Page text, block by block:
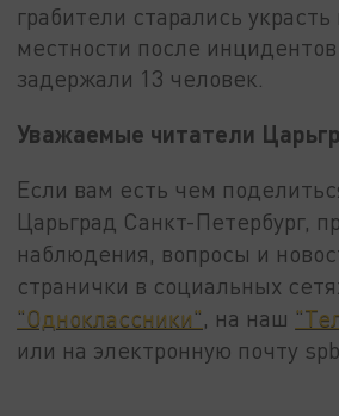
грабители старались
местности после
задержали 13 человек.
Уважаемые читатели
Если вам есть чем
Царьград Санкт-Петербург,
наблюдения, вопросы и
странички в социальных
"Одноклассники", на наш
или на электронную почту